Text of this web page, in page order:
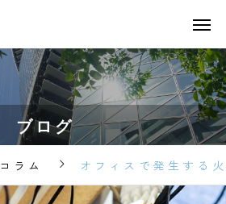
ブログ
コラム オフィスで発生する